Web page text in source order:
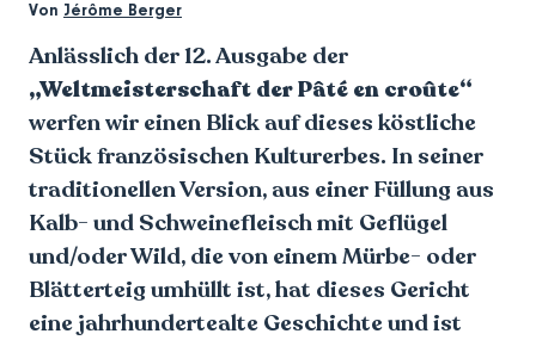
Von Jérôme Berger
Anlässlich der 12. Ausgabe der
„Weltmeisterschaft der Pâté en croûte“
werfen wir einen Blick auf dieses köstliche
Stück französischen Kulturerbes. In seiner
traditionellen Version, aus einer Füllung aus
Kalb- und Schweinefleisch mit Geflügel
und/oder Wild, die von einem Mürbe- oder
Blätterteig umhüllt ist, hat dieses Gericht
eine jahrhundertealte Geschichte und ist